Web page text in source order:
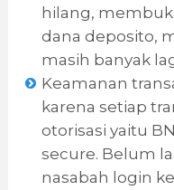
hilang,
dana deposito,
masih banyak
Keamanan
karena setiap
otorisasi yaitu
secure. Belum
nasabah login